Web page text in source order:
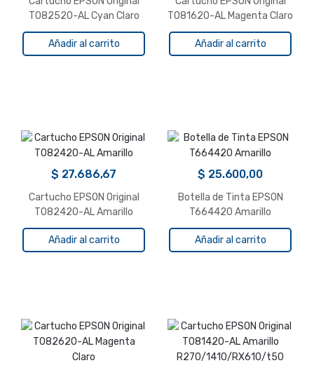
T082520-AL Cyan Claro
Añadir al carrito
T081620-AL Magenta Claro
Añadir al carrito
$ 27.686,67
Cartucho EPSON Original
T082420-AL Amarillo
Añadir al carrito
$ 25.600,00
Botella de Tinta EPSON
T664420 Amarillo
Añadir al carrito